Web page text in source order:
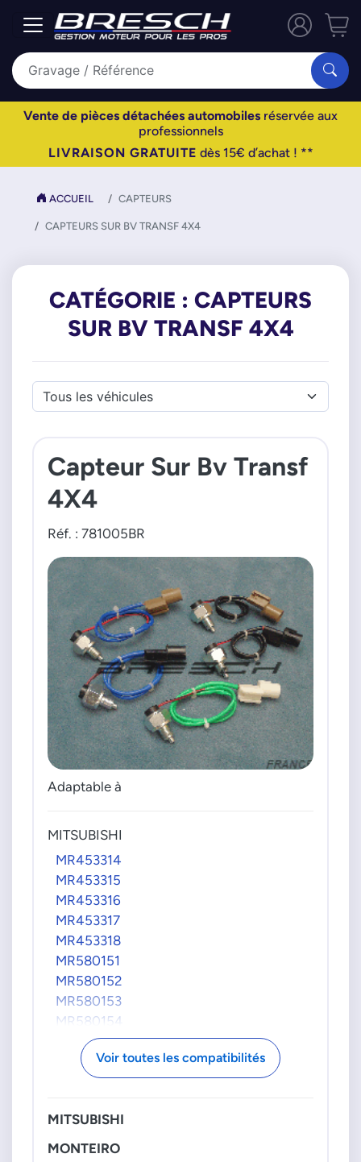
Vente de pièces détachées automobiles réservée aux
professionnels
LIVRAISON GRATUITE dès 15€ d’achat ! **
ACCUEIL CAPTEURS
CAPTEURS SUR BV TRANSF 4X4
CATÉGORIE : CAPTEURS
SUR BV TRANSF 4X4
Capteur Sur Bv Transf
4X4
Réf. : 781005BR
Adaptable à
MITSUBISHI
MR453314
MR453315
MR453316
MR453317
MR453318
MR580151
MR580152
MR580153
MR580154
MR580155
Voir toutes les compatibilités
MITSUBISHI
MONTEIRO